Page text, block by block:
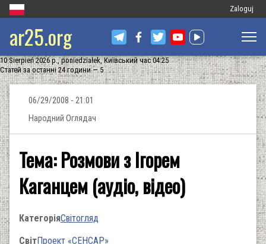
Меню
запису
Zaloguj
ar25.org
10 Sierpień 2026 р., poniedziałek, Київський час 04:25
Статей за останні 24 години — 5
06/29/2008 - 21:01
Народний Оглядач
Тема: Розмови з Ігорем
Каганцем (аудіо, відео)
КатегоріяСвітогляд
СвітПроект «СЕНСАР»